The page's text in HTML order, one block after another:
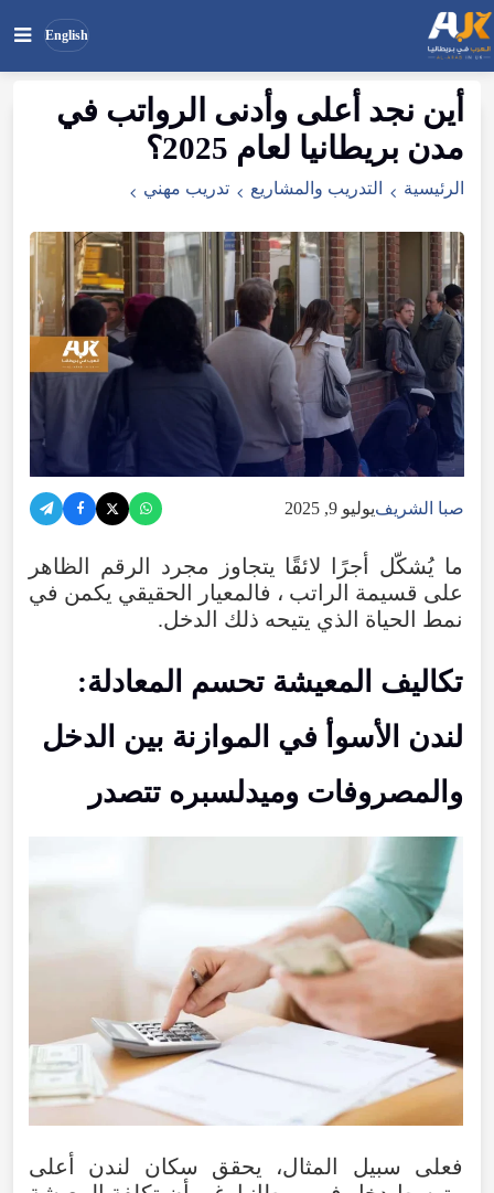
English
ابحث
في
الموقع
بحث
أين نجد أعلى وأدنى الرواتب في
مدن بريطانيا لعام 2025؟
الرئيسية التدريب والمشاريع تدريب مهني
صبا الشريفيوليو 9, 2025
ما يُشكّل أجرًا لائقًا يتجاوز مجرد الرقم الظاهر
على قسيمة الراتب ، فالمعيار الحقيقي يكمن في
نمط الحياة الذي يتيحه ذلك الدخل.
تكاليف المعيشة تحسم المعادلة:
لندن الأسوأ في الموازنة بين الدخل
والمصروفات وميدلسبره تتصدر
فعلى سبيل المثال، يحقق سكان لندن أعلى